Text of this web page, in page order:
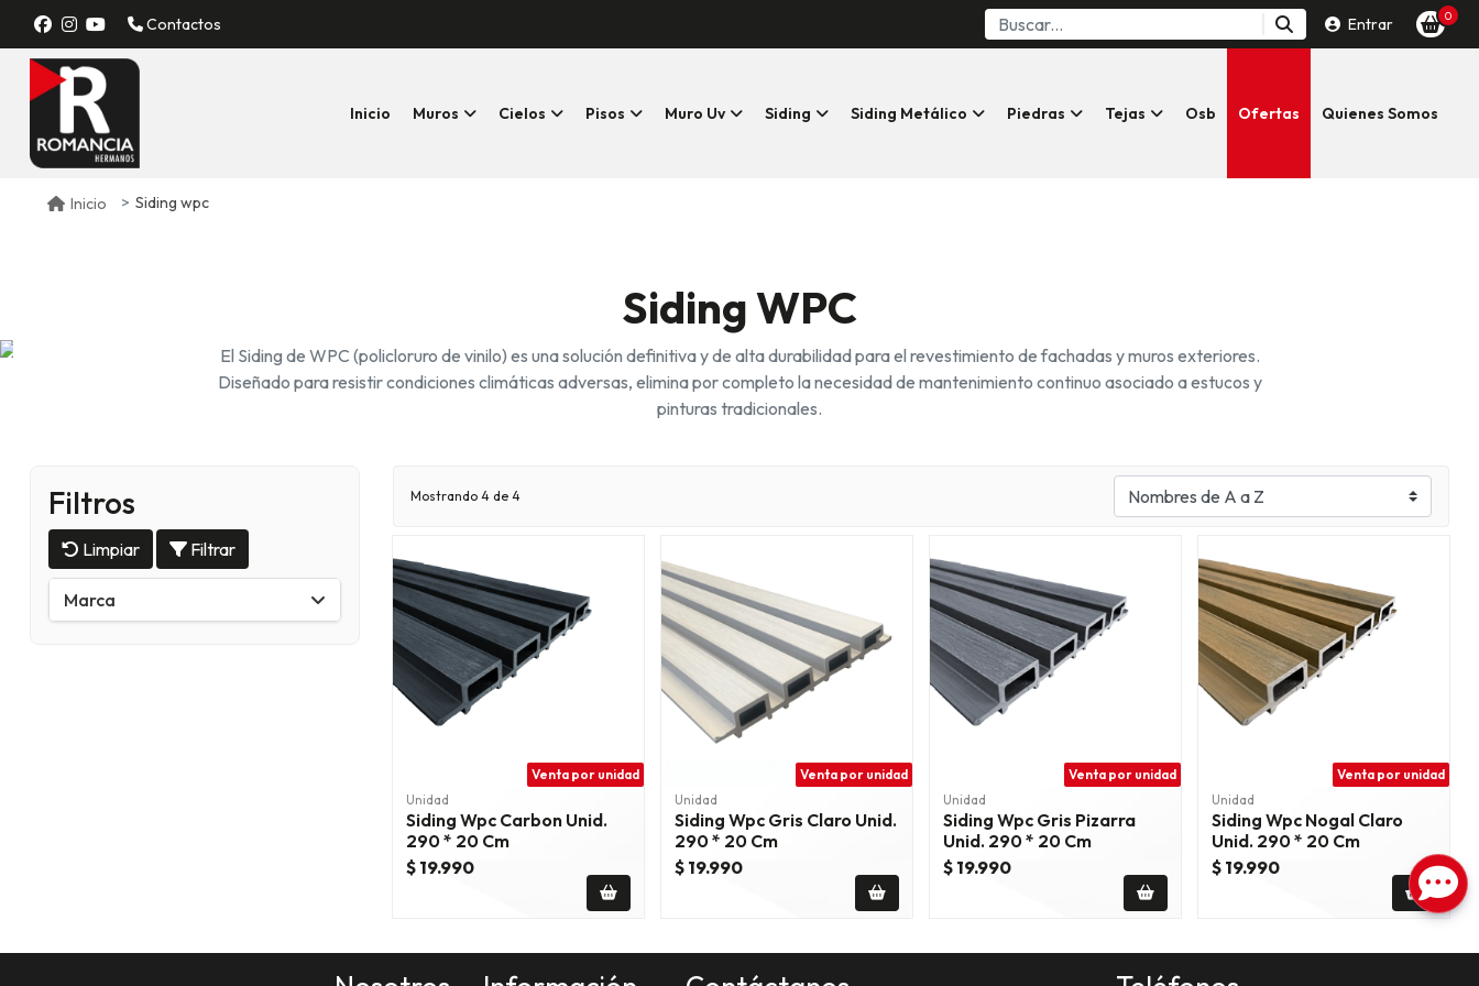
Contactos Entrar 0
Inicio Muros Cielos Pisos Muro Uv Siding Siding Metálico Piedras Tejas Osb Ofertas Quienes Somos
Inicio Siding wpc
Siding WPC
El Siding de WPC (policloruro de vinilo) es una solución definitiva y de alta durabilidad para el revestimiento de fachadas y muros exteriores.
Diseñado para resistir condiciones climáticas adversas, elimina por completo la necesidad de mantenimiento continuo asociado a estucos y
pinturas tradicionales.
Filtros
Limpiar Filtrar
Marca
Mostrando 4 de 4
Venta por unidad
Unidad
Siding Wpc Carbon Unid.
290 * 20 Cm
$ 19.990
Venta por unidad
Unidad
Siding Wpc Gris Claro Unid.
290 * 20 Cm
$ 19.990
Venta por unidad
Unidad
Siding Wpc Gris Pizarra
Unid. 290 * 20 Cm
$ 19.990
Venta por unidad
Unidad
Siding Wpc Nogal Claro
Unid. 290 * 20 Cm
$ 19.990